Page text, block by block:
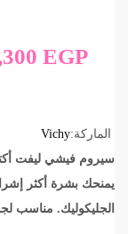
EGP
الماركة:Vichy
الجليكوليك. مناسب